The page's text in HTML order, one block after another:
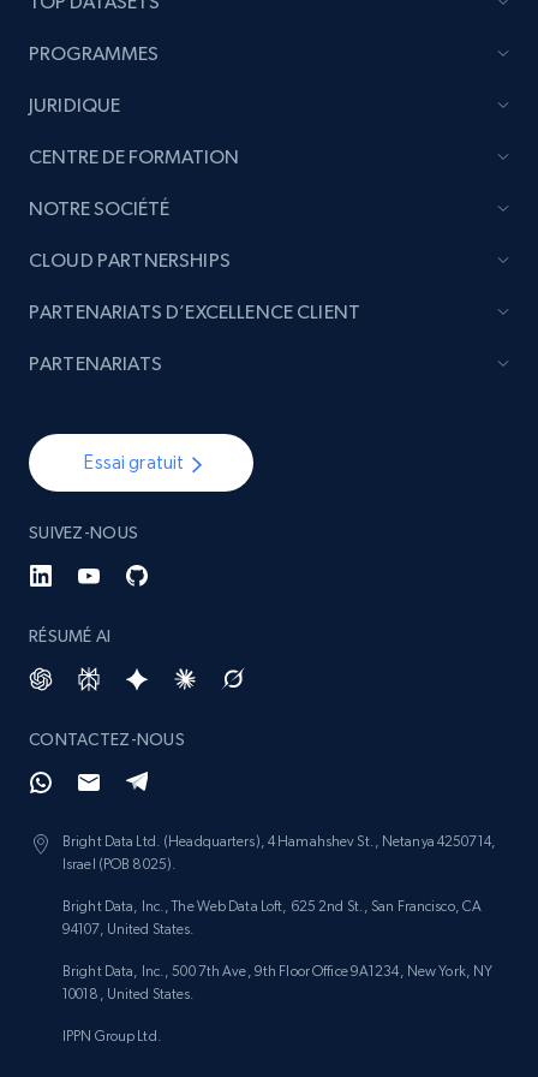
specified keywords
Reviews count shop, Reviews count item, Initial
price, and more.
1.9K+ 323+
Etsy - Collects data from shop's URL
Reviews count shop, Reviews count item, Initial
price, and more.
1.9K+
Amazon products search
Asin, URL, Name, Sponsored, Initial price, Final
1.6K+
Target
URL, Product id, Title, Product description,
Rating, Reviews count, Initial price, Discount,
and more.
PROGRAMMES
JURIDIQUE
CENTRE DE FORMATION
NOTRE SOCIÉTÉ
Essai gratuit
SUIVEZ-NOUS
RÉSUMÉ AI
CONTACTEZ-NOUS
Bright Data Ltd. (Headquarters), 4 Hamahshev St., Netanya 4250714,
Israel (POB 8025).
Bright Data, Inc., The Web Data Loft, 625 2nd St., San Francisco, CA
94107, United States.
Bright Data, Inc., 500 7th Ave, 9th Floor Office 9A1234, New York, NY
10018, United States.
IPPN Group Ltd.
CLOUD PARTNERSHIPS
PARTENARIATS D’EXCELLENCE CLIENT
PARTENARIATS